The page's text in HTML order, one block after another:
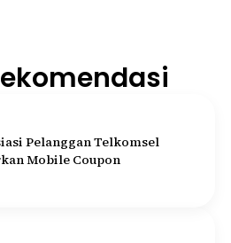
Pelanggan Telkomsel
Mobile Coupon